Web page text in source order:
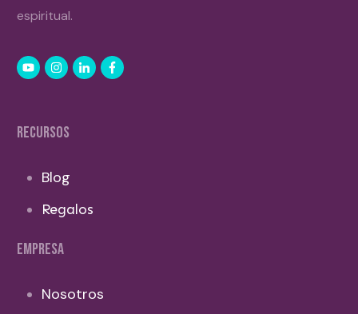
espiritual.
RECURSOS
Blog
Regalos
EMPRESA
Nosotros